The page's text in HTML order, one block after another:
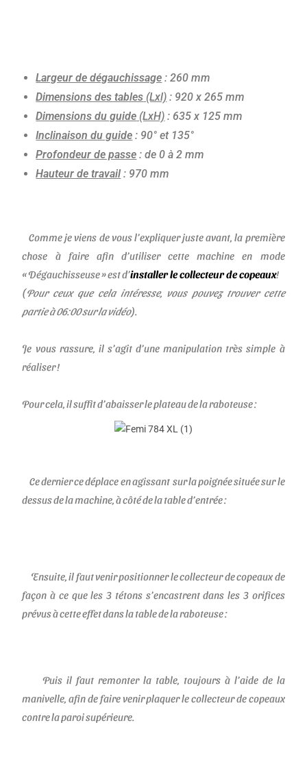
Largeur de dégauchissage : 260 mm
Dimensions des tables (Lxl) : 920 x 265 mm
Dimensions du guide (LxH) : 635 x 125 mm
Inclinaison du guide : 90° et 135°
Profondeur de passe : de 0 à 2 mm
Hauteur de travail: 970 mm
Comme je viens de vous l’expliquer juste avant, la première
chose à faire afin d’utiliser cette machine en mode
« Dégauchisseuse » est d’installer le collecteur de copeaux!
(Pour ceux que cela intéresse, vous pouvez trouver cette
partie à 06:00 sur la vidéo).
Je vous rassure, il s’agit d’une manipulation très simple à
réaliser !
Pour cela, il suffit d’abaisser le plateau de la raboteuse :
Ce dernier ce déplace en agissant sur la poignée située sur le
dessus de la machine, à côté de la table d’entrée :
Ensuite, il faut venir positionner le collecteur de copeaux de
façon à ce que les 3 tétons s’encastrent dans les 3 orifices
prévus à cette effet dans la table de la raboteuse :
Puis il faut remonter la table, toujours à l’aide de la
manivelle, afin de faire venir plaquer le collecteur de copeaux
contre la paroi supérieure.